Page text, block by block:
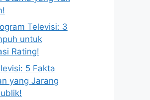
Televisi: 3
untuk
Rating!
5 Fakta
yang Jarang